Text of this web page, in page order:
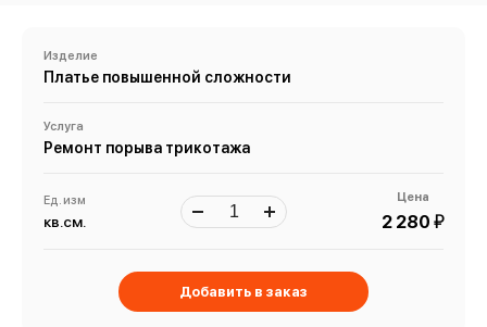
Изделие
Платье повышенной сложности
Услуга
Ремонт порыва трикотажа
Ед. изм
кв.см.
Цена
2 280 й
Добавить в заказ